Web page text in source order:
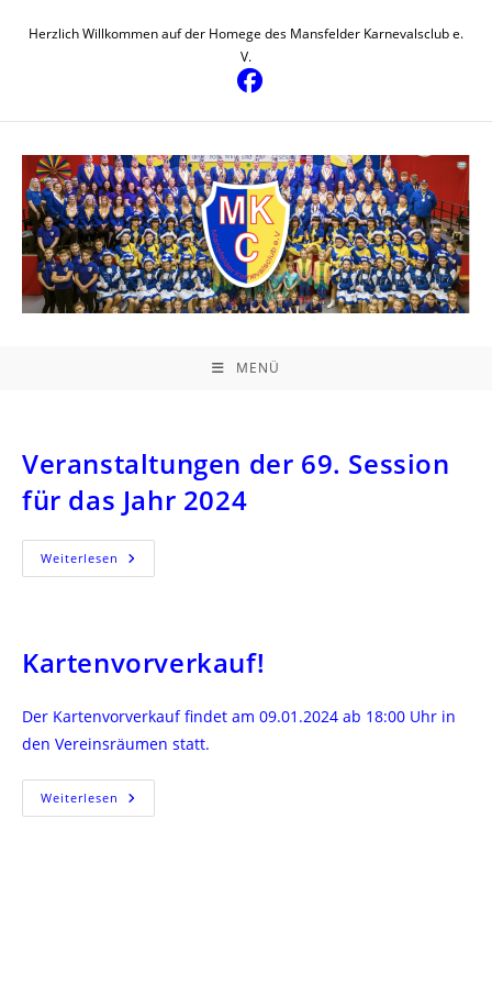
InhaltHerzlich Willkommen auf der Homege des Mansfelder Karnevalsclub e.
V.
MENÜ
Veranstaltungen der 69. Session
für das Jahr 2024
Weiterlesen Veranstaltungen
Der
2024
Kartenvorverkauf!
Der Kartenvorverkauf findet am 09.01.2024 ab 18:00 Uhr in
den Vereinsräumen statt.
Weiterlesen Kartenvorverkauf!